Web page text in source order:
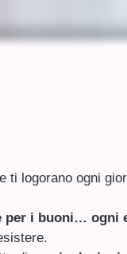
ti logorano ogni
i buoni… ogni